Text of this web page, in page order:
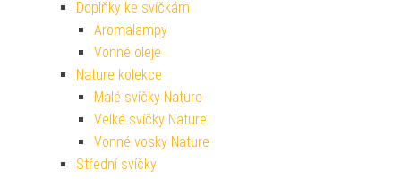
Doplňky ke svíčkám
Aromalampy
Vonné oleje
Nature kolekce
Malé svíčky Nature
Velké svíčky Nature
Vonné vosky Nature
Střední svíčky